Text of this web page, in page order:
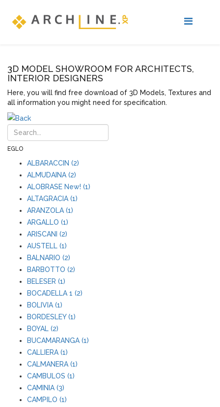
3D MODEL SHOWROOM FOR ARCHITECTS,
INTERIOR DESIGNERS
Here, you will find free download of 3D Models, Textures and
all information you might need for specification.
EGLO
ALBARACCIN (2)
ALMUDAINA (2)
ALOBRASE New! (1)
ALTAGRACIA (1)
ARANZOLA (1)
ARGALLO (1)
ARISCANI (2)
AUSTELL (1)
BALNARIO (2)
BARBOTTO (2)
BELESER (1)
BOCADELLA 1 (2)
BOLIVIA (1)
BORDESLEY (1)
BOYAL (2)
BUCAMARANGA (1)
CALLIERA (1)
CALMANERA (1)
CAMBULOS (1)
CAMINIA (3)
CAMPILO (1)